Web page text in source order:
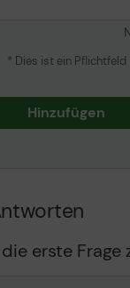
* Dies ist ein Pflichtfeld
Hinzufügen
erste Frage